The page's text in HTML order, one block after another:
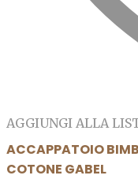
AGGIUNGI ALLA
ACCAPPATOIO
COTONE GABEL